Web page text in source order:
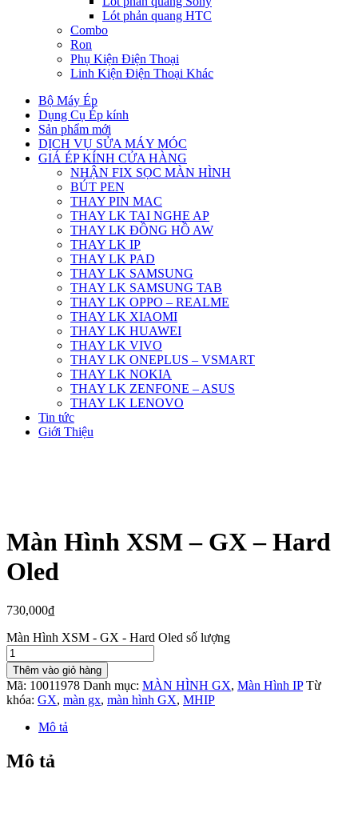
Lót phản quang HTC
Combo
Ron
Phụ Kiện Điện Thoại
Linh Kiện Điện Thoại Khác
Bộ Máy Ép
Dụng Cụ Ép kính
Sản phẩm mới
DỊCH VỤ SỬA MÁY MÓC
GIÁ ÉP KÍNH CỬA HÀNG
NHẬN FIX SỌC MÀN HÌNH
BÚT PEN
THAY PIN MAC
THAY LK TAI NGHE AP
THAY LK ĐỒNG HỒ AW
THAY LK IP
THAY LK PAD
THAY LK SAMSUNG
THAY LK SAMSUNG TAB
THAY LK OPPO – REALME
THAY LK XIAOMI
THAY LK HUAWEI
THAY LK VIVO
THAY LK ONEPLUS – VSMART
THAY LK NOKIA
THAY LK ZENFONE – ASUS
THAY LK LENOVO
Tin tức
Giới Thiệu
Màn Hình XSM – GX – Hard
Oled
730,000₫
Màn Hình XSM - GX - Hard Oled số lượng
Thêm vào giỏ hàng
Mã: 10011978 Danh mục: MÀN HÌNH GX, Màn Hình IP Từ
khóa: GX, màn gx, màn hình GX, MHIP
Mô tả
Mô tả